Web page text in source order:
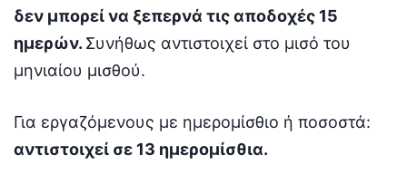
δεν μπορεί να ξεπερνά τις αποδοχές 15
ημερών. Συνήθως αντιστοιχεί στο μισό του
μηνιαίου μισθού.
Για εργαζόμενους με ημερομίσθιο ή ποσοστά:
αντιστοιχεί σε 13 ημερομίσθια.